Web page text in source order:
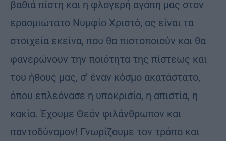
βαθιά πίστη και η φλογερή αγάπη μας στον
ερασμιώτατο Νυμφίο Χριστό, ας είναι τα
στοιχεία εκείνα, που θα πιστοποιούν και θα
φανερώνουν την ποιότητα της πίστεως και
του ήθους μας, σ’ έναν κόσμο ακατάστατο,
όπου επλεόνασε η υποκρισία, η απιστία, η
κακία. Έχουμε Θεόν φιλάνθρωπον και
παντοδύναμον! Γνωρίζουμε τον τρόπο και